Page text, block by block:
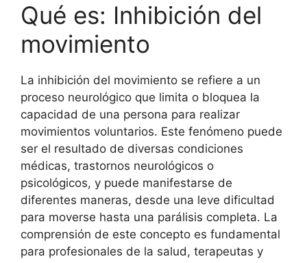
Qué es: Inhibición del
movimiento
La inhibición del movimiento se refiere a un
proceso neurológico que limita o bloquea la
capacidad de una persona para realizar
movimientos voluntarios. Este fenómeno puede
ser el resultado de diversas condiciones
médicas, trastornos neurológicos o
psicológicos, y puede manifestarse de
diferentes maneras, desde una leve dificultad
para moverse hasta una parálisis completa. La
comprensión de este concepto es fundamental
para profesionales de la salud, terapeutas y